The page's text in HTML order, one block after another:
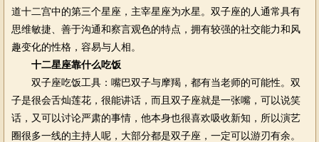
道十二宫中的第三个星座，主宰星座为水星。双子座的人通常具有
思维敏捷、善于沟通和察言观色的特点，拥有较强的社交能力和风
趣变化的性格，容易与人相。
十二星座靠什么吃饭
双子座吃饭工具：嘴巴双子与摩羯，都有当老师的可能性。双
子是很会舌灿莲花，很能讲话，而且双子座就是一张嘴，可以说笑
话，又可以讨论严肃的事情，他本身也很喜欢吸收新知，所以演艺
圈很多一线的主持人呢，大部分都是双子座，一定可以游刃有余。